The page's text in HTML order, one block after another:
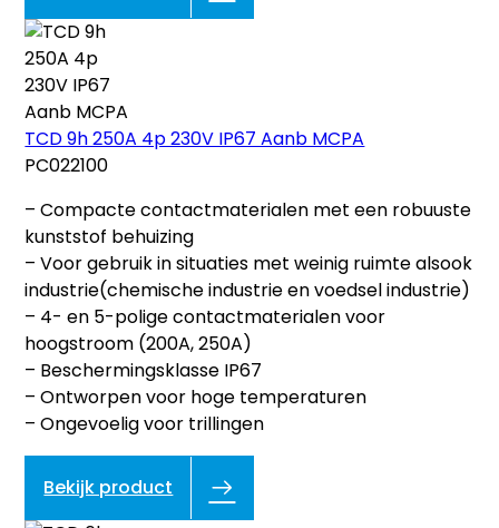
TCD 9h 250A 4p 230V IP67 Aanb MCPA
PC022100
– Compacte contactmaterialen met een robuuste
kunststof behuizing
– Voor gebruik in situaties met weinig ruimte alsook
industrie(chemische industrie en voedsel industrie)
– 4- en 5-polige contactmaterialen voor
hoogstroom (200A, 250A)
– Beschermingsklasse IP67
– Ontworpen voor hoge temperaturen
– Ongevoelig voor trillingen
Bekijk product